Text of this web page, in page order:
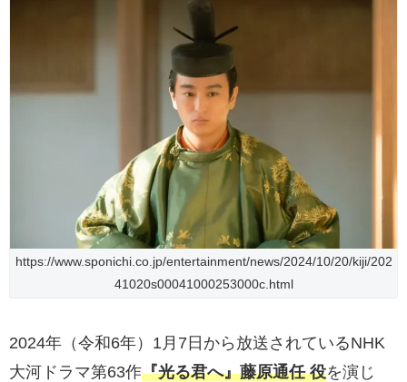
https://www.sponichi.co.jp/entertainment/news/2024/10/20/kiji/202
41020s00041000253000c.html
2024年（令和6年）1月7日から放送されているNHK
大河ドラマ第63作『光る君へ』藤原通任 役を演じ